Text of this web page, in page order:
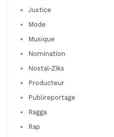
Justice
Mode
Musique
Nomination
Nostal-Ziks
Producteur
Publireportage
Ragga
Rap